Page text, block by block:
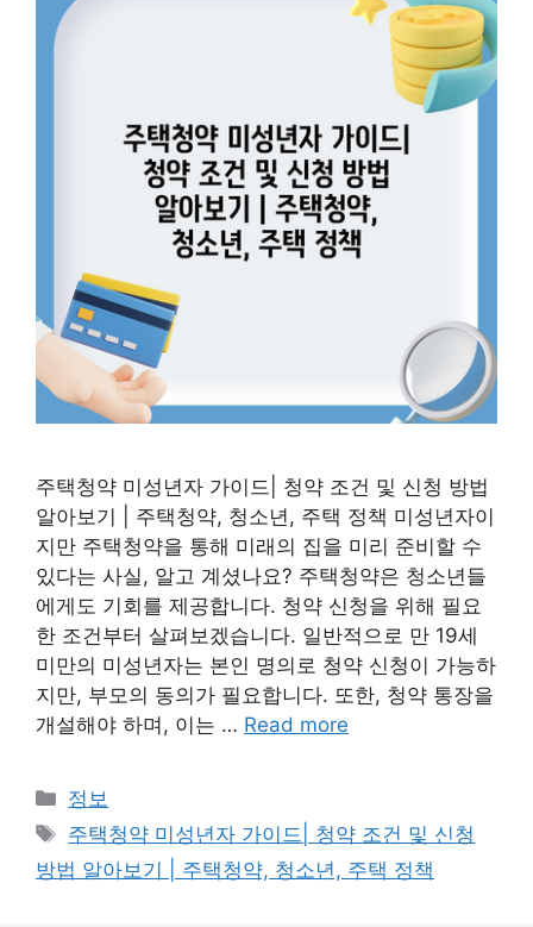
주택청약 미성년자 가이드| 청약 조건 및 신청 방법
알아보기 | 주택청약, 청소년, 주택 정책 미성년자이
지만 주택청약을 통해 미래의 집을 미리 준비할 수
있다는 사실, 알고 계셨나요? 주택청약은 청소년들
에게도 기회를 제공합니다. 청약 신청을 위해 필요
한 조건부터 살펴보겠습니다. 일반적으로 만 19세
미만의 미성년자는 본인 명의로 청약 신청이 가능하
지만, 부모의 동의가 필요합니다. 또한, 청약 통장을
개설해야 하며, 이는 … Read more
Categories
정보
Tags
주택청약 미성년자 가이드| 청약 조건 및 신청
방법 알아보기 | 주택청약, 청소년, 주택 정책